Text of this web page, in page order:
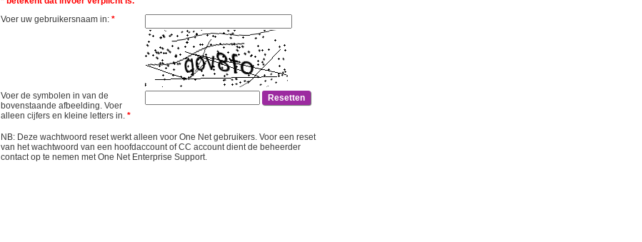
Voer uw gebruikersnaam in: *
Voer de symbolen in van de
bovenstaande afbeelding. Voer
alleen cijfers en kleine letters in. *
NB: Deze wachtwoord reset werkt alleen voor One Net gebruikers. Voor een reset
van het wachtwoord van een hoofdaccount of CC account dient de beheerder
contact op te nemen met One Net Enterprise Support.